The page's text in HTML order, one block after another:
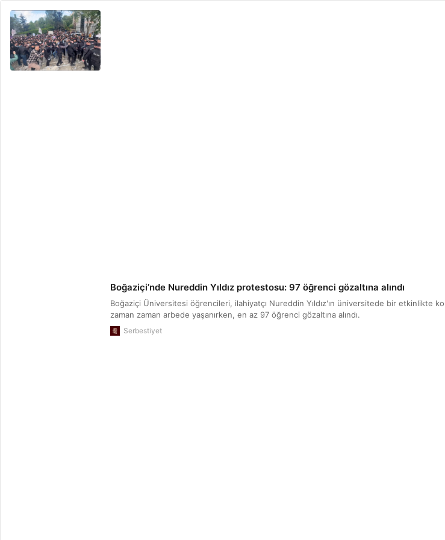
Boğaziçi’nde Nureddin Yıldız protestosu: 97 öğrenci gözaltına alındı
Boğaziçi Üniversitesi öğrencileri, ilahiyatçı Nureddin Yıldız'ın üniversitede bir
zaman zaman arbede yaşanırken, en az 97 öğrenci gözaltına alındı.
Serbestiyet